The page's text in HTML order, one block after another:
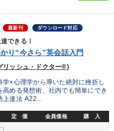
最新刊 ダウンロード対応
できる！
り“今さら”英会話入門
リッシュ・ドクター®)
学×心理学から導いた絶対に挫折し
める発想術、社内でも簡単にでき
上達法 A22...
定 価 会員価格 購 入